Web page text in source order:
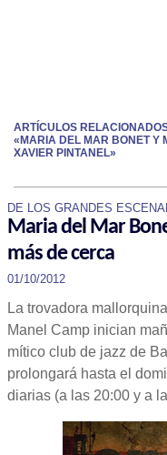
ARTÍCULOS
«MARIA DEL MAR BONET Y
XAVIER PINTANEL»
DE LOS GRANDES
Maria del Mar
más de cerca
01/10/2012
La trovadora
Manel Camp inician
mítico club de jazz de
prolongará hasta el
diarias (a las 20:00 y a